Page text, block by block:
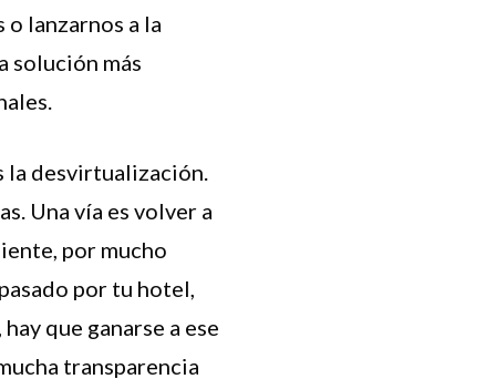
lanzarnos a la
solución más
la desvirtualización.
Una vía es volver a
por mucho
por tu hotel,
que ganarse a ese
transparencia